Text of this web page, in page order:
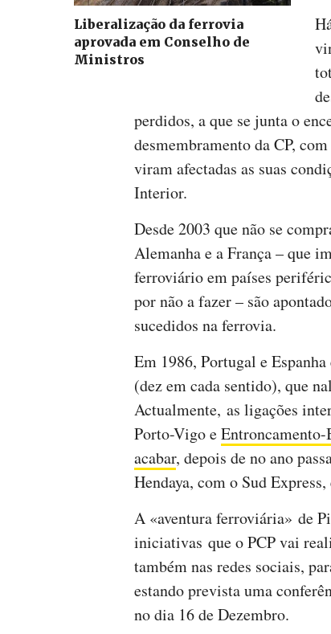
Liberalização da ferrovia
aprovada em Conselho de
Ministros
perdidos, a que se junta o
desmembramento da CP,
viram afectadas as suas
Interior.
Desde 2003 que não se
Alemanha e a França – que
ferroviário em países
por não a fazer – são
sucedidos na ferrovia.
Em 1986, Portugal e
(dez em cada sentido), que
Actualmente, as ligações
Porto-Vigo eEntroncamento-
acabar, depois de no ano
Hendaya, com o Sud
A «aventura ferroviária» de
iniciativas que o PCP vai
também nas redes sociais,
estando prevista uma
no dia 16 de Dezembro.